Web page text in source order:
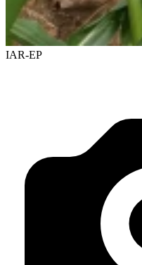
IAR-EP